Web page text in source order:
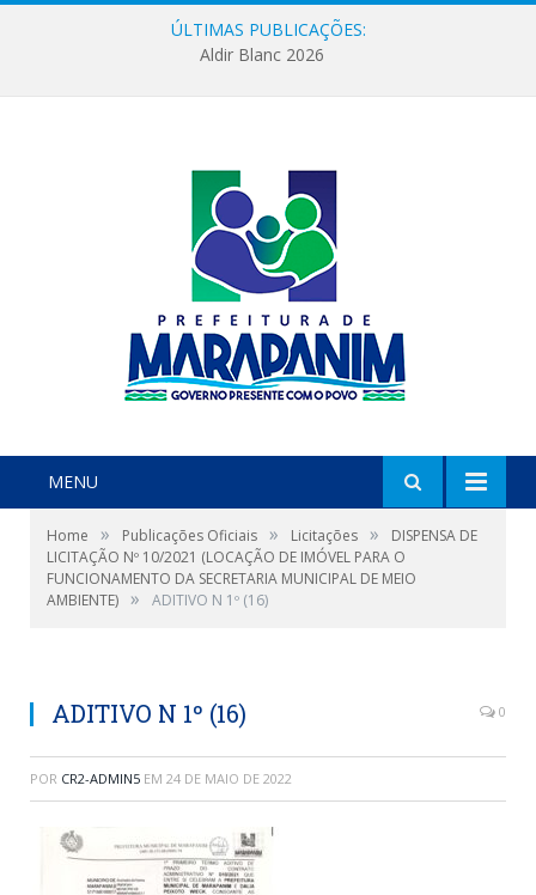
ÚLTIMAS PUBLICAÇÕES:
Aldir Blanc 2026
MENU
Home » Publicações Oficiais » Licitações »
DISPENSA DE
LICITAÇÃO Nº 10/2021 (LOCAÇÃO DE IMÓVEL PARA O
FUNCIONAMENTO DA SECRETARIA MUNICIPAL DE MEIO
AMBIENTE) » ADITIVO N 1º (16)
ADITIVO N 1º (16) 0
POR CR2-ADMIN5 EM 24 DE MAIO DE 2022